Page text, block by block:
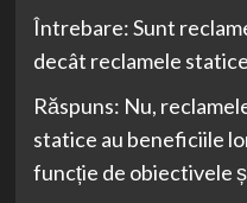
Întrebare: Sunt
decât reclamele
Răspuns: Nu,
statice au beneficiile
funcție de obiectivele